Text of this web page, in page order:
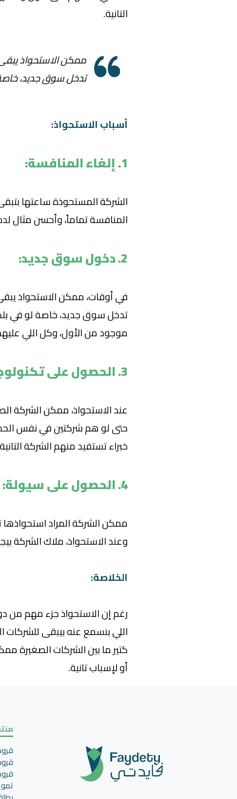
التانية.
ممكن الاستحواذ
تدخل سوق جديد، خاصة
أسباب الاستحواذ:
1. إلغاء المنافسة:
الشركة المستحوذة ساعتها
المنافسة تماماً، وأحسن مثال
2. دخول سوق جديد:
في أوقات، ممكن الاستحواذ
تدخل سوق جديد، خاصة لو في
موجود من الأول، وكل اللي
3. الحصول على تكنولوجيا جديدة أو خبراء:
عند الاستحواذ، ممكن الشركة
حتى لو هم شركتين في نفس
خبراء تستفيد منهم الشركة
4. الحصول على سيولة:
ممكن الشركة المراد
وعند الاستحواذ، ملاك الشركة
الخلاصة:
رغم إن الاستحواذ جزء مهم من
اللي بنسمع عنه بيبقى
كتير ما بين الشركات
أو لإسباب تانية.